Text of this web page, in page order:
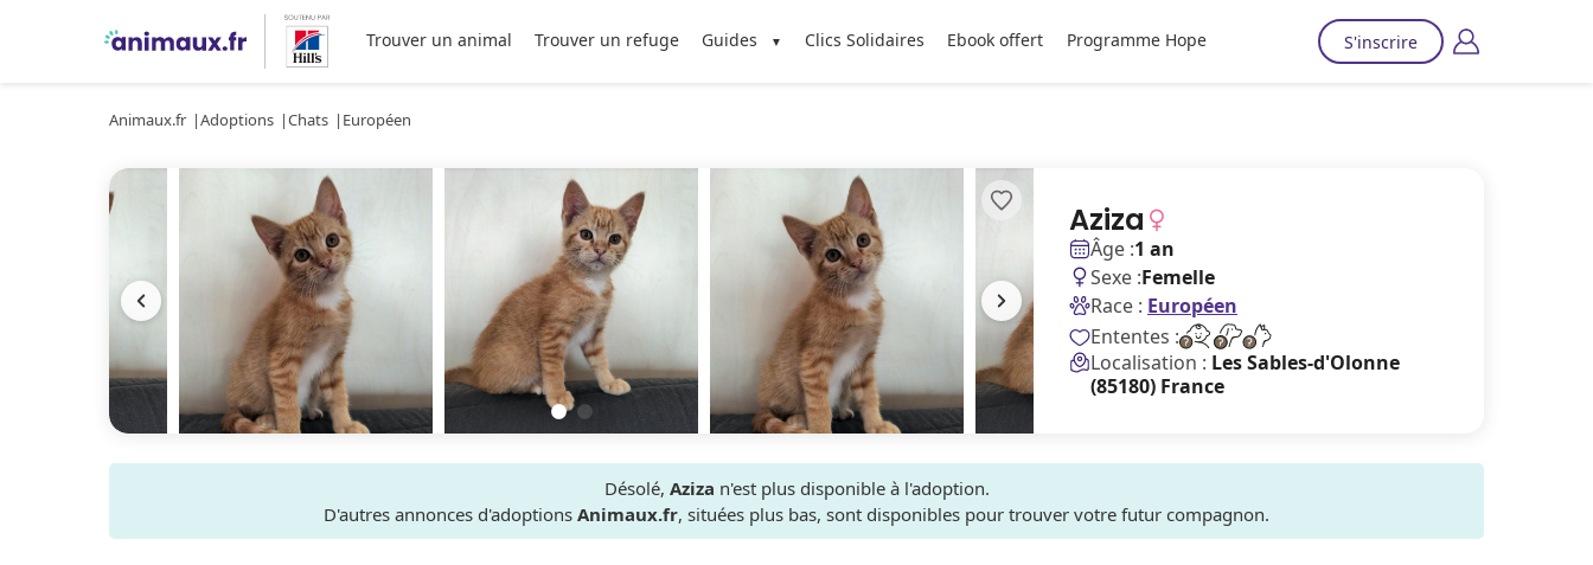
Trouver un animal Trouver un refuge Guides Clics Solidaires Ebook offert Programme Hope S'inscrire
Animaux.fr Adoptions Chats Européen
Aziza
Âge :1 an
Sexe :Femelle
Race : Européen
Ententes :
Localisation : Les Sables-d'Olonne
(85180) France
Désolé, Aziza n'est plus disponible à l'adoption.
D'autres annonces d'adoptions Animaux.fr, situées plus bas, sont disponibles pour trouver votre futur compagnon.